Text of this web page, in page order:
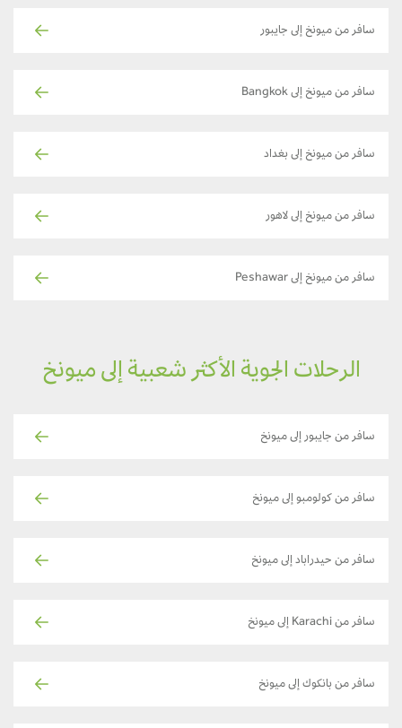
سافر من ميونخ إلى جايبور
سافر من ميونخ إلى Bangkok
سافر من ميونخ إلى بغداد
سافر من ميونخ إلى لاهور
سافر من ميونخ إلى Peshawar
الرحلات الجوية الأكثر شعبية إلى ميونخ
سافر من جايبور إلى ميونخ
سافر من كولومبو إلى ميونخ
سافر من حيدراباد إلى ميونخ
سافر من Karachi إلى ميونخ
سافر من بانكوك إلى ميونخ